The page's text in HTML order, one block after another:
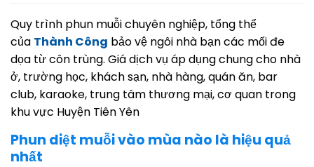
Quy trình phun muỗi chuyên nghiệp, tổng thể
của Thành Công bảo vệ ngôi nhà bạn các mối đe
dọa từ côn trùng. Giá dịch vụ áp dụng chung cho nhà
ở, trường học, khách sạn, nhà hàng, quán ăn, bar
club, karaoke, trung tâm thương mại, cơ quan trong
khu vực Huyện Tiên Yên
Phun diệt muỗi vào mùa nào là hiệu quả
nhất